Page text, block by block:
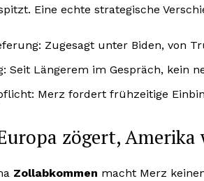
Eine echte strategische
Zugesagt unter Biden, von
Seit Längerem im Gespräch, kein
Merz fordert frühzeitige
zögert, Amerika
Zollabkommen macht Merz